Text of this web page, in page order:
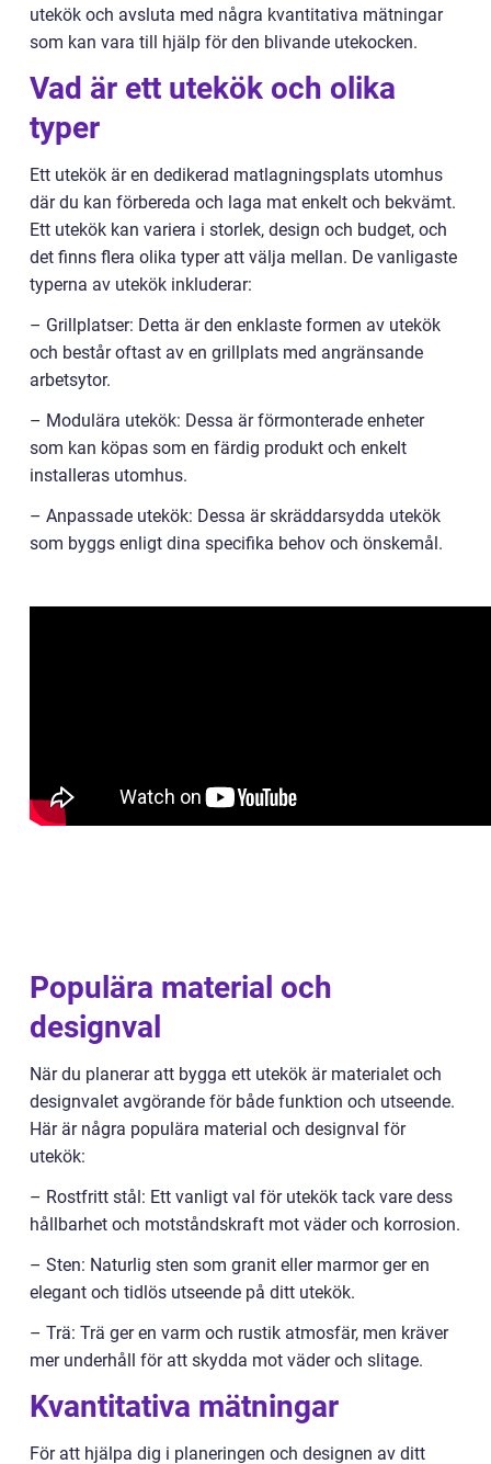
utekök och avsluta med några kvantitativa mätningar
som kan vara till hjälp för den blivande utekocken.
Vad är ett utekök och olika
typer
Ett utekök är en dedikerad matlagningsplats utomhus
där du kan förbereda och laga mat enkelt och bekvämt.
Ett utekök kan variera i storlek, design och budget, och
det finns flera olika typer att välja mellan. De vanligaste
typerna av utekök inkluderar:
– Grillplatser: Detta är den enklaste formen av utekök
och består oftast av en grillplats med angränsande
arbetsytor.
– Modulära utekök: Dessa är förmonterade enheter
som kan köpas som en färdig produkt och enkelt
installeras utomhus.
– Anpassade utekök: Dessa är skräddarsydda utekök
som byggs enligt dina specifika behov och önskemål.
Populära material och
designval
När du planerar att bygga ett utekök är materialet och
designvalet avgörande för både funktion och utseende.
Här är några populära material och designval för
utekök:
– Rostfritt stål: Ett vanligt val för utekök tack vare dess
hållbarhet och motståndskraft mot väder och korrosion.
– Sten: Naturlig sten som granit eller marmor ger en
elegant och tidlös utseende på ditt utekök.
– Trä: Trä ger en varm och rustik atmosfär, men kräver
mer underhåll för att skydda mot väder och slitage.
Kvantitativa mätningar
För att hjälpa dig i planeringen och designen av ditt